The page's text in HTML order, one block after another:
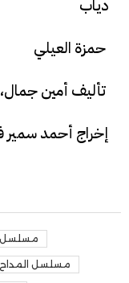
دياب
حمزة العيلي
تأليف أمين
إخراج أحمد سمير
مسلسل
مسلسل المداح